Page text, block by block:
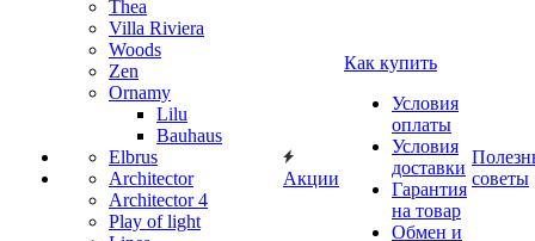
Thea
Villa Riviera
Woods
Zen
Ornamy
Lilu
Bauhaus
Elbrus
Architector
Architector 4
Play of light
Акции
Как купить
Условия
оплаты
Условия
доставки
Гарантия
на товар
Обмен и
советы